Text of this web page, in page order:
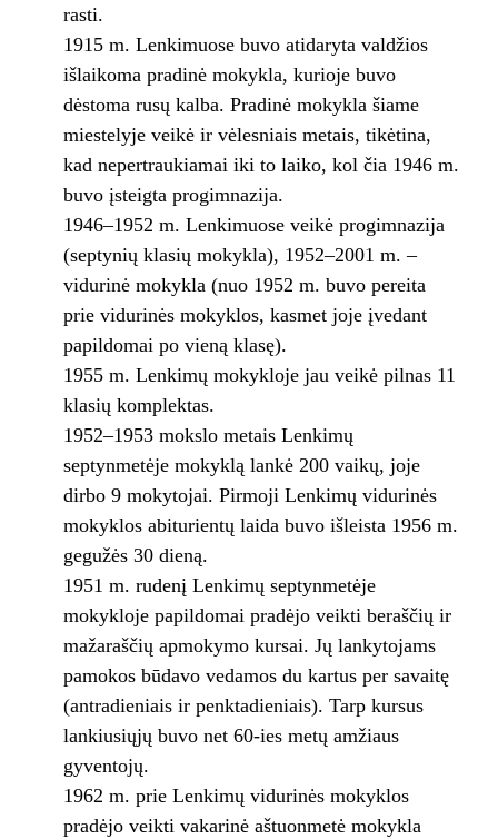
rasti.
1915 m. Lenkimuose buvo atidaryta valdžios
išlaikoma pradinė mokykla, kurioje buvo
dėstoma rusų kalba. Pradinė mokykla šiame
miestelyje veikė ir vėlesniais metais, tikėtina,
kad nepertraukiamai iki to laiko, kol čia 1946 m.
buvo įsteigta progimnazija.
1946–1952 m. Lenkimuose veikė progimnazija
(septynių klasių mokykla), 1952–2001 m. –
vidurinė mokykla (nuo 1952 m. buvo pereita
prie vidurinės mokyklos, kasmet joje įvedant
papildomai po vieną klasę).
1955 m. Lenkimų mokykloje jau veikė pilnas 11
klasių komplektas.
1952–1953 mokslo metais Lenkimų
septynmetėje mokyklą lankė 200 vaikų, joje
dirbo 9 mokytojai. Pirmoji Lenkimų vidurinės
mokyklos abiturientų laida buvo išleista 1956 m.
gegužės 30 dieną.
1951 m. rudenį Lenkimų septynmetėje
mokykloje papildomai pradėjo veikti beraščių ir
mažaraščių apmokymo kursai. Jų lankytojams
pamokos būdavo vedamos du kartus per savaitę
(antradieniais ir penktadieniais). Tarp kursus
lankiusiųjų buvo net 60-ies metų amžiaus
gyventojų.
1962 m. prie Lenkimų vidurinės mokyklos
pradėjo veikti vakarinė aštuonmetė mokykla